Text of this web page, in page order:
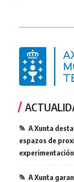
A Xunta
espazos de
A Xunta